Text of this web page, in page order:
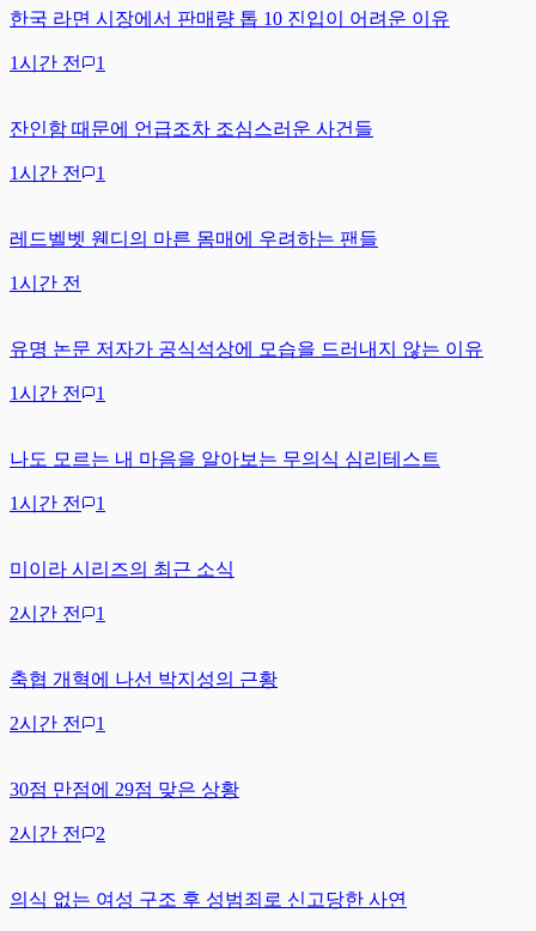
한국 라면 시장에서 판매량 톱 10 진입이 어려운 이유
1시간 전 1
잔인함 때문에 언급조차 조심스러운 사건들
1시간 전 1
레드벨벳 웬디의 마른 몸매에 우려하는 팬들
1시간 전
유명 논문 저자가 공식석상에 모습을 드러내지 않는 이유
1시간 전 1
나도 모르는 내 마음을 알아보는 무의식 심리테스트
1시간 전 1
미이라 시리즈의 최근 소식
2시간 전 1
축협 개혁에 나선 박지성의 근황
2시간 전 1
30점 만점에 29점 맞은 상황
2시간 전 2
의식 없는 여성 구조 후 성범죄로 신고당한 사연